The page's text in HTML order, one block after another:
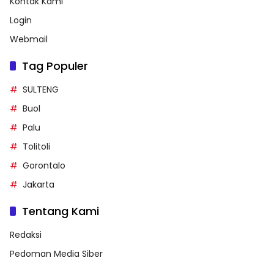
Login
Webmail
Tag Populer
SULTENG
Buol
Palu
Tolitoli
Gorontalo
Jakarta
Tentang Kami
Redaksi
Pedoman Media Siber